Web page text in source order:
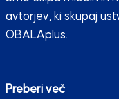
avtorjev, ki skupaj
OBALAplus.
Preberi več